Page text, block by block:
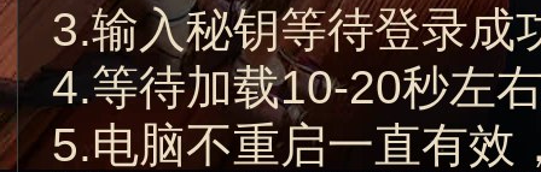
3.输入秘钥等待登录成
4.等待加载10-20秒左
5.电脑不重启一直有效